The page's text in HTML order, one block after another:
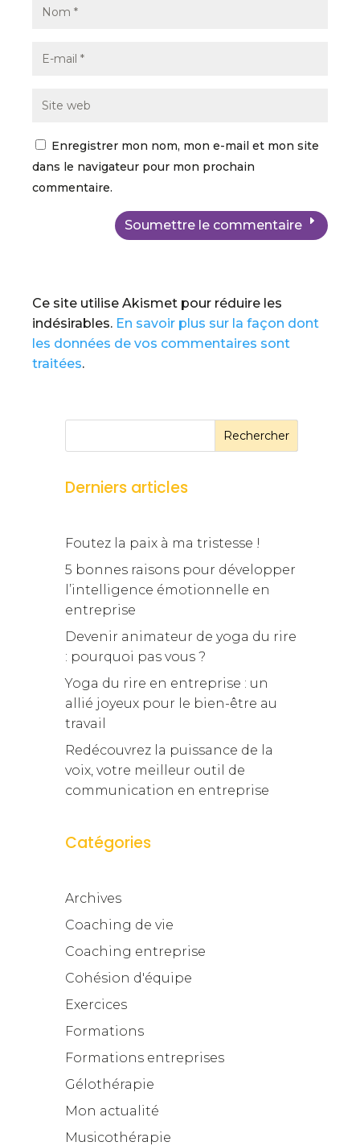
Enregistrer mon nom, mon e-mail et mon site
dans le navigateur pour mon prochain
commentaire.
Soumettre le commentaire
Ce site utilise Akismet pour réduire les
indésirables. En savoir plus sur la façon dont
les données de vos commentaires sont
traitées.
Rechercher
Derniers articles
Foutez la paix à ma tristesse !
5 bonnes raisons pour développer
l’intelligence émotionnelle en
entreprise
Devenir animateur de yoga du rire
: pourquoi pas vous ?
Yoga du rire en entreprise : un
allié joyeux pour le bien-être au
travail
Redécouvrez la puissance de la
voix, votre meilleur outil de
communication en entreprise
Catégories
Archives
Coaching de vie
Coaching entreprise
Cohésion d'équipe
Exercices
Formations
Formations entreprises
Gélothérapie
Mon actualité
Musicothérapie